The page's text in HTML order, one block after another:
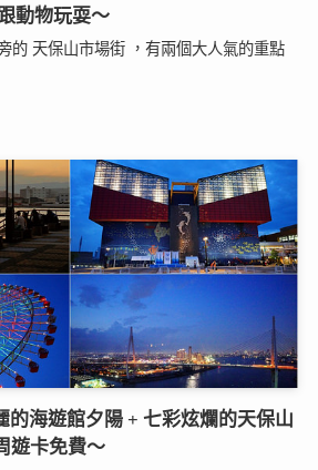
動物玩耍～
的 天保山市場街 ，有兩個大人氣的重點
的海遊館夕陽 + 七彩炫爛的天保山
遊卡免費～